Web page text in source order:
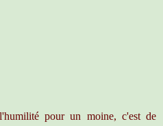
pour un moine, c'est de